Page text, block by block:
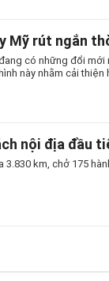
Mỹ rút ngắn
có những đổi
này nhằm cải thiện
nội địa đầu
3.830 km, chở 175